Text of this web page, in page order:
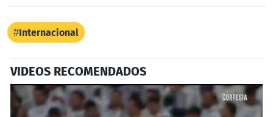
Internacional
VIDEOS RECOMENDADOS